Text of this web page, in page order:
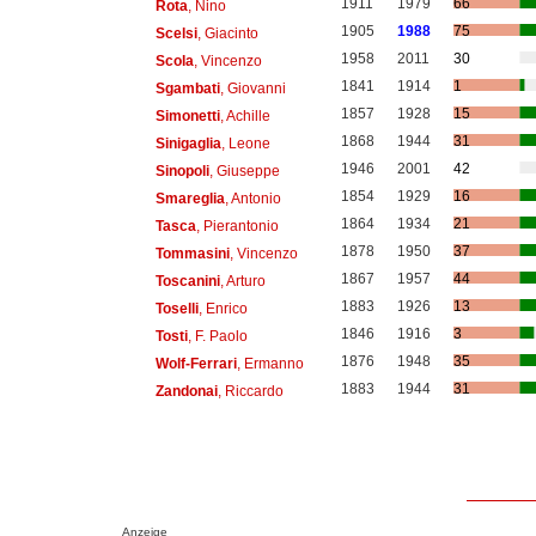
Rota, Nino
Scelsi, Giacinto 1905 1988
75
Scola, Vincenzo 1958 2011
30
Sgambati, Giovanni 1841 1914
1
Simonetti, Achille 1857 1928
15
Sinigaglia, Leone 1868 1944
31
Sinopoli, Giuseppe 1946 2001
42
Smareglia, Antonio 1854 1929
16
Tasca, Pierantonio 1864 1934
21
Tommasini, Vincenzo 1878 1950
37
Toscanini, Arturo 1867 1957
44
Toselli, Enrico 1883 1926
13
Tosti, F. Paolo 1846 1916
3
Wolf-Ferrari, Ermanno 1876 1948
35
Zandonai, Riccardo 1883 1944 31
Anzeige